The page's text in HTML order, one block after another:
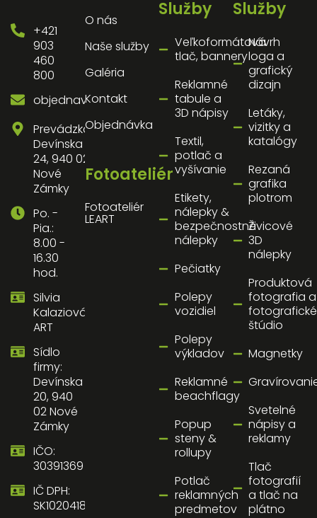
+421
903
460
800
objednavky@artnz.sk
Prevádzka:
Devínska
24, 940 02
Nové
Zámky
Po. -
Pia.:
8.00 -
16.30
hod.
Silvia
Kalaziová
ART
Sídlo
firmy:
Devínska
20, 940
02 Nové
Zámky
IČO:
30391369
IČ DPH:
SK1020418058
O nás
Naše služby
Galéria
Kontakt
Objednávka
Fotoateliér
Fotoateliér
LEART
Služby
Veľkoformátová
tlač, bannery
Reklamné
tabule a
3D nápisy
Textil,
potlač a
vyšívanie
Etikety,
nálepky &
bezpečnostné
nálepky
Pečiatky
Polepy
vozidiel
Polepy
výkladov
Reklamné
beachflagy
Popup
steny &
rollupy
Potlač
reklamných
predmetov
Služby
Návrh
loga a
grafický
dizajn
Letáky,
vizitky a
katalógy
Rezaná
grafika
plotrom
Živicové
3D
nálepky
Produktová
fotografia a
fotografické
štúdio
Magnetky
Svetelné
nápisy a
reklamy
Tlač
fotografií
a tlač na
plátno